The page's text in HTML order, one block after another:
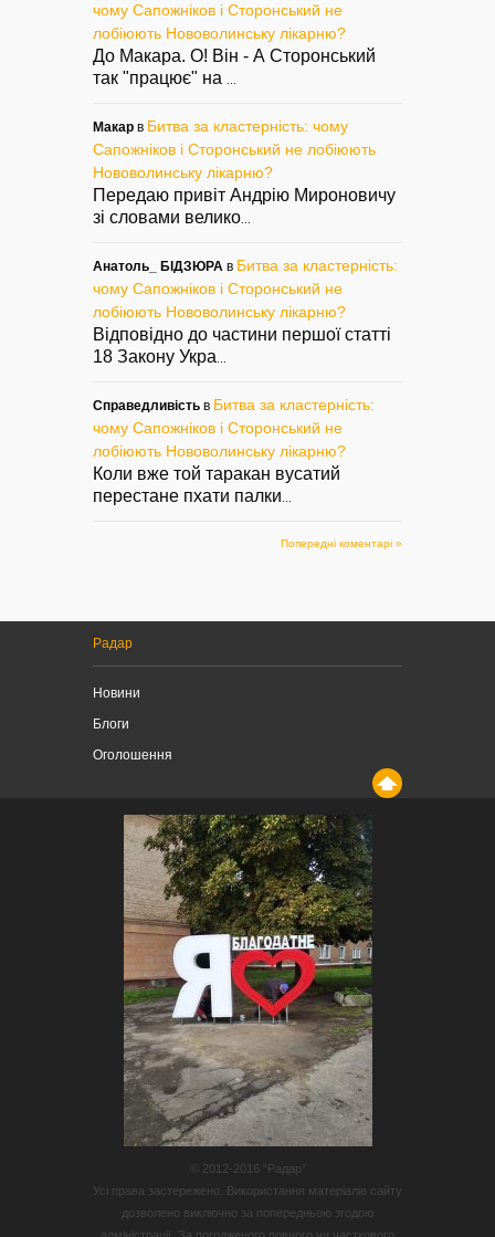
чому Сапожніков і Сторонський не
лобіюють Нововолинську лікарню?
До Макара. О! Він - А Сторонський
так "працює" на
Макар в Битва за кластерність: чому
Сапожніков і Сторонський не лобіюють
Нововолинську лікарню?
Передаю привіт Андрію Мироновичу
зі словами велико
Анатоль_ БІДЗЮРА в Битва за кластерність:
чому Сапожніков і Сторонський не
лобіюють Нововолинську лікарню?
Відповідно до частини першої статті
18 Закону Укра
Справедливість в Битва за кластерність:
чому Сапожніков і Сторонський не
лобіюють Нововолинську лікарню?
Коли вже той таракан вусатий
перестане пхати палки
Попередні коментарі »
Радар
Новини
Блоги
Оголошення
© 2012-2016 “Радар”
Усі права застережено. Використання матеріалів сайту
дозволено виключно за попередньою згодою